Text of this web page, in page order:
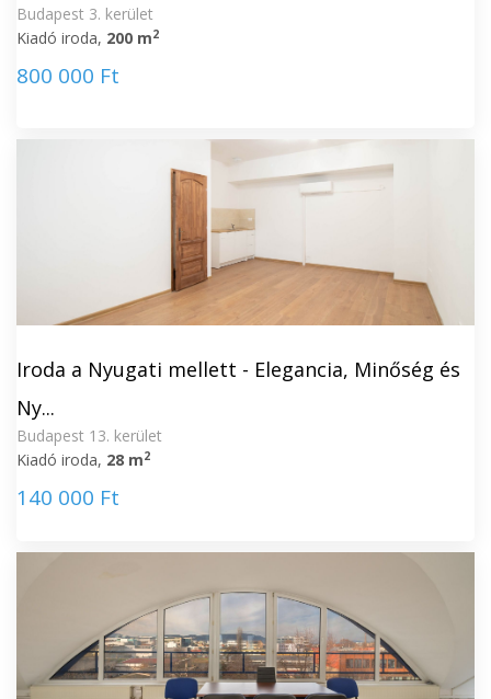
Budapest 3. kerület
Kiadó iroda, 200 m2
800 000 Ft
Iroda a Nyugati mellett - Elegancia, Minőség és
Ny...
Budapest 13. kerület
Kiadó iroda, 28 m2
140 000 Ft